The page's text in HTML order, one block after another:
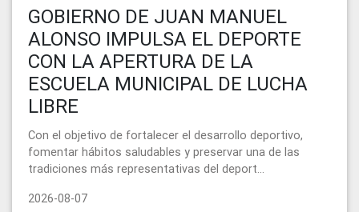
GOBIERNO DE JUAN MANUEL
ALONSO IMPULSA EL DEPORTE
CON LA APERTURA DE LA
ESCUELA MUNICIPAL DE LUCHA
LIBRE
Con el objetivo de fortalecer el desarrollo deportivo,
fomentar hábitos saludables y preservar una de las
tradiciones más representativas del deport...
2026-08-07